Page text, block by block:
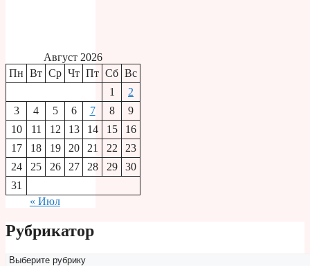
Август 2026
Пн Вт Ср Чт Пт Сб Вс
1
2
3
4 5 6 7 8
9
10
11 12 13 14 15
16
17
18 19 20 21 22
23
24
25 26 27 28 29
30
31
« Июл
Рубрикатор
Рубрикатор